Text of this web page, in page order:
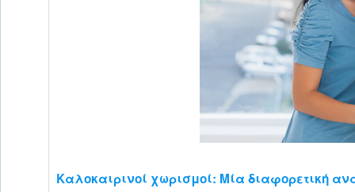
Καλοκαιρινοί χωρισμοί: Μία διαφορετική